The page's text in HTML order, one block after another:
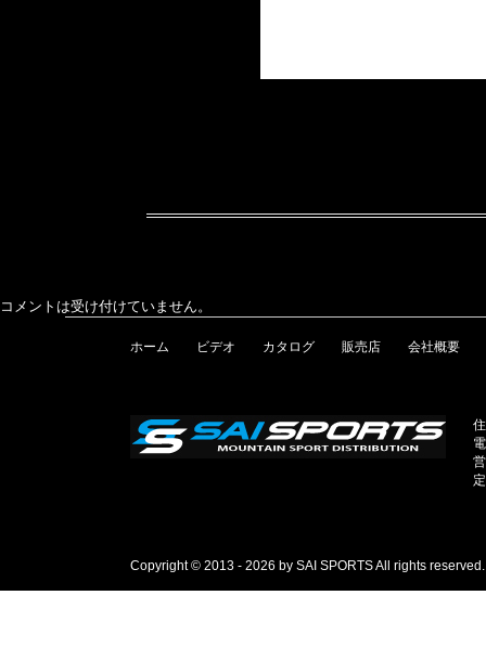
コメントは受け付けていません。
ホーム ビデオ カタログ 販売店 会社概要
Copyright © 2013 - 2026 by SAI SPORTS All rights reserved.